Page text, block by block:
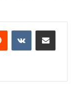
Reddit VKontakteShare via Email